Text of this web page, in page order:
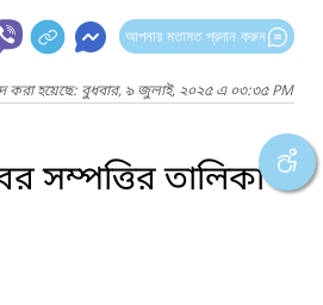
আপনার মতামত প্রদান করুন
করা হয়েছে: বুধবার, ৯ জুলাই, ২০২৫ এ ০৩:৩৫ PM
সম্পত্তির তালিকা